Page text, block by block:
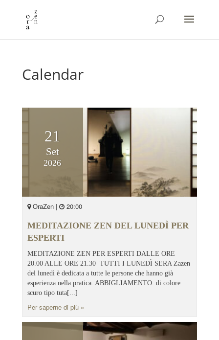
Calendar
21
Set
2026
OraZen | 20:00
MEDITAZIONE ZEN DEL LUNEDÌ PER
ESPERTI
MEDITAZIONE ZEN PER ESPERTI DALLE ORE
20.00 ALLE ORE 21.30 TUTTI I LUNEDÌ SERA Zazen
del lunedì è dedicata a tutte le persone che hanno già
esperienza nella pratica. ABBIGLIAMENTO: di colore
scuro tipo tuta[...]
Per saperne di più »